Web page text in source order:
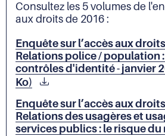
Consultez les 5 volumes de
aux droits de 2016 :
Enquête sur l’accès aux
Relations police / population :
contrôles d'identité - janvier
Ko)
Enquête sur l’accès aux
Relations des usagères et
services publics : le risque du